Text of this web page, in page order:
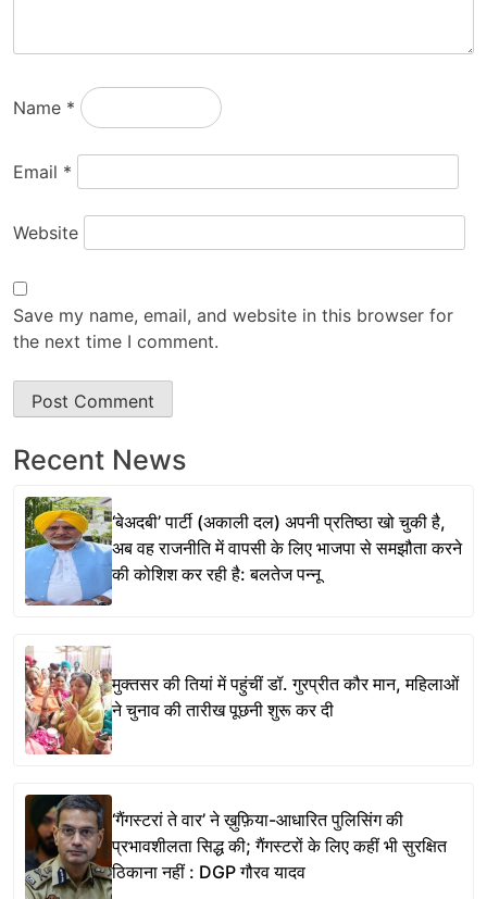
Name *
Email *
Website
Save my name, email, and website in this browser for
the next time I comment.
Recent News
‘बेअदबी’ पार्टी (अकाली दल) अपनी प्रतिष्ठा खो चुकी है,
अब वह राजनीति में वापसी के लिए भाजपा से समझौता करने
की कोशिश कर रही है: बलतेज पन्नू
मुक्तसर की तियां में पहुंचीं डॉ. गुरप्रीत कौर मान, महिलाओं
ने चुनाव की तारीख पूछनी शुरू कर दी
‘गैंगस्टरां ते वार’ ने ख़ुफ़िया-आधारित पुलिसिंग की
प्रभावशीलता सिद्ध की; गैंगस्टरों के लिए कहीं भी सुरक्षित
ठिकाना नहीं : DGP गौरव यादव